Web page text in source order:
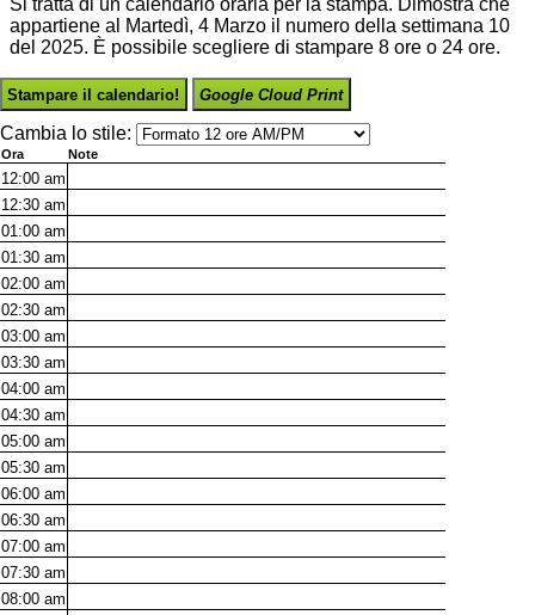
Si tratta di un calendario oraria per la stampa. Dimostra che
appartiene al Martedì, 4 Marzo il numero della settimana 10
del 2025. È possibile scegliere di stampare 8 ore o 24 ore.
Stampare il calendario! Google Cloud Print
Cambia lo stile:
Ora Note
12:00 am
12:30 am
01:00 am
01:30 am
02:00 am
02:30 am
03:00 am
03:30 am
04:00 am
04:30 am
05:00 am
05:30 am
06:00 am
06:30 am
07:00 am
07:30 am
08:00 am